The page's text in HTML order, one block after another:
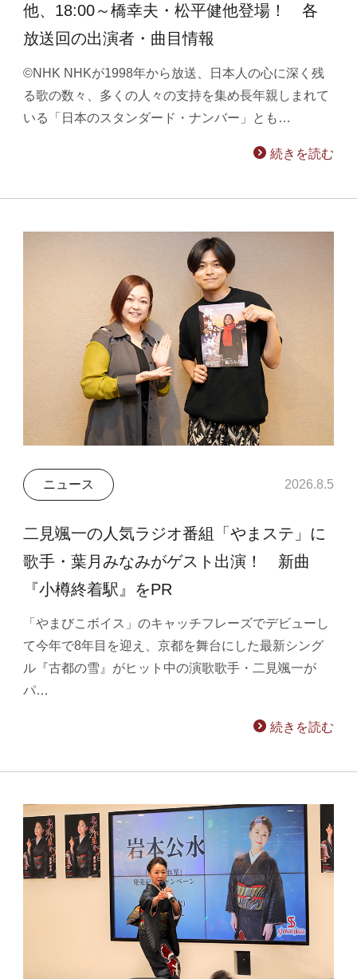
他、18:00～橋幸夫・松平健他登場！ 各
放送回の出演者・曲目情報
©NHK NHKが1998年から放送、日本人の心に深く残
る歌の数々、多くの人々の支持を集め長年親しまれて
いる「日本のスタンダード・ナンバー」とも…
続きを読む
ニュース 2026.8.5
二見颯一の人気ラジオ番組「やまステ」に
歌手・葉月みなみがゲスト出演！ 新曲
『小樽終着駅』をPR
「やまびこボイス」のキャッチフレーズでデビューし
て今年で8年目を迎え、京都を舞台にした最新シング
ル『古都の雪』がヒット中の演歌歌手・二見颯一が
パ…
続きを読む